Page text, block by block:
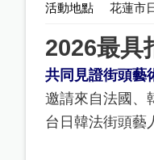
活動地點 花蓮市
2026最具
共同見證街頭藝
邀請來自法國、
台日韓法街頭藝